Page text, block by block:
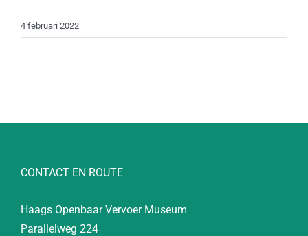
4 februari 2022
CONTACT EN ROUTE
Haags Openbaar Vervoer Museum
Parallelweg 224